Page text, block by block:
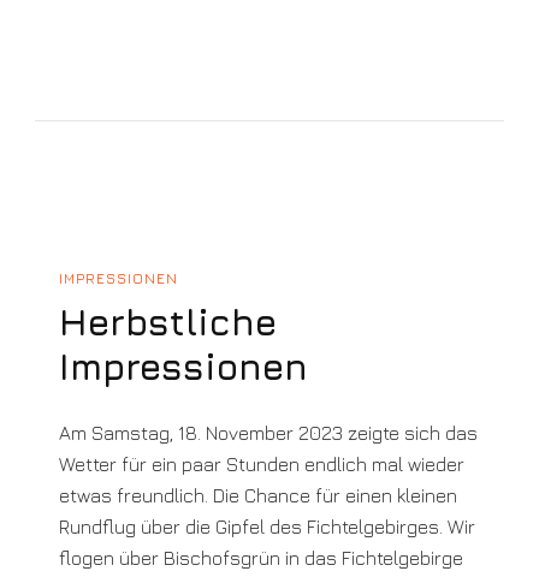
IMPRESSIONEN
Herbstliche
Impressionen
Am Samstag, 18. November 2023 zeigte sich das
Wetter für ein paar Stunden endlich mal wieder
etwas freundlich. Die Chance für einen kleinen
Rundflug über die Gipfel des Fichtelgebirges. Wir
flogen über Bischofsgrün in das Fichtelgebirge